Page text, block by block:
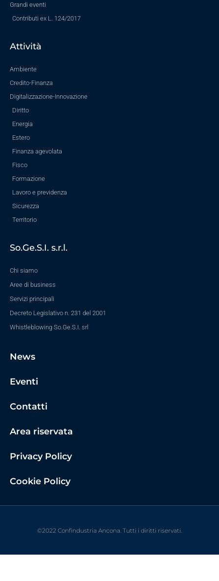
Grandi eventi
Contributi ex L. 124/2017
Attività
Ambiente
Credito-Finanza
Digitalizzazione-Innovazione
Diritto
Energia
Estero
Finanza agevolata
Fisco
Formazione
Lavoro e previdenza
Sicurezza
Territorio
So.Ge.S.I. s.r.l.
Chi siamo
Aree di business
Servizi principali
Decreto Legislativo n. 231 del 2001
Whistleblowing So.Ge.S.I. srl
News
Eventi
Contatti
Area riservata
Privacy Policy
Cookie Policy
©2022 Confindustria Ancona. Tutti i diritti riservati.